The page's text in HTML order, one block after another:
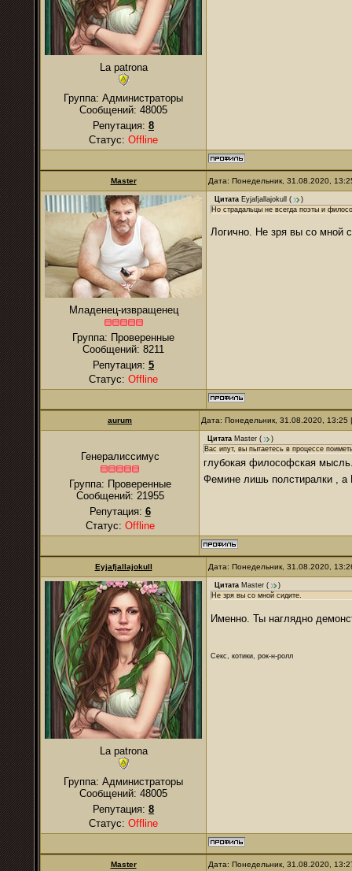
La patrona
Группа: Администраторы
Сообщений: 48005
Репутация: 8
Статус: Offline
Master Дата: Понедельник, 31.08.2020,
Младенец-извращенец
Группа: Проверенные
Сообщений: 8211
Репутация: 5
Статус: Offline
Цитата Eyjafjallajokull (
)
Но страдальцы не всегда поэты и
Логично. Не зря вы со мной
аurum Дата: Понедельник, 31.08.2020,
Генералиссимус
Группа: Проверенные
Сообщений: 21955
Репутация: 6
Статус: Offline
Цитата Master (
)
Вас ипут, вы пытаетесь в процессе
глубокая философская
Фемине лишь полстиралки ,
Eyjafjallajokull Дата: Понедельник, 31.08.2020,
La patrona
Группа: Администраторы
Сообщений: 48005
Репутация: 8
Статус: Offline
Цитата Master (
)
Не зря вы со мной сидите.
Именно. Ты наглядно
Секс, котики, рок-н-ролл
Master Дата: Понедельник, 31.08.2020,